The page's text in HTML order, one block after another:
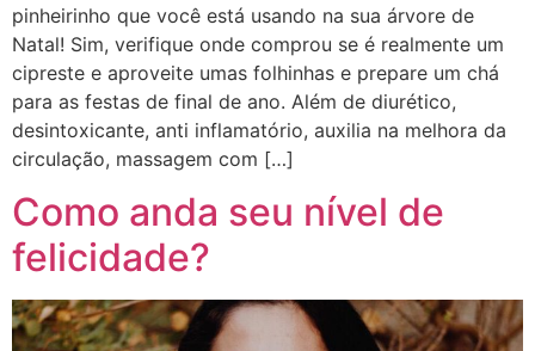
pinheirinho que você está usando na sua árvore de
Natal! Sim, verifique onde comprou se é realmente um
cipreste e aproveite umas folhinhas e prepare um chá
para as festas de final de ano. Além de diurético,
desintoxicante, anti inflamatório, auxilia na melhora da
circulação, massagem com […]
Como anda seu nível de
felicidade?